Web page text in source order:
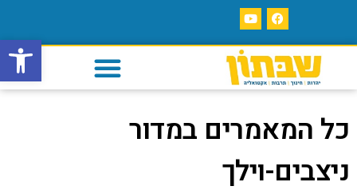
פתח
כל המאמרים במדור
ניצבים-וילך